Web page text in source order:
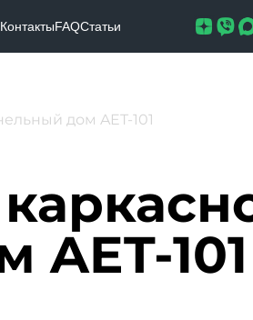
КонтактыFAQСтатьи
дом AET-101
101